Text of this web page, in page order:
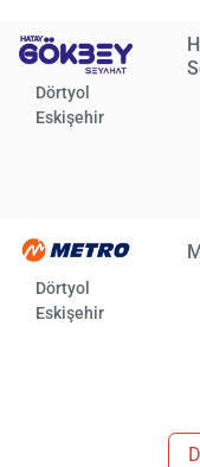
Dörtyol
Eskişehir
Dörtyol
Eskişehir